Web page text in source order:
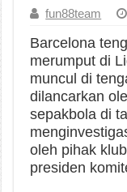
fun88team
Barcelona
merumput di
muncul di
dilancarkan
sepakbola di
oleh pihak
presiden